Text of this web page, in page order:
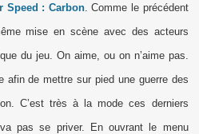
Speed : Carbon. Comme le précédent
mise en scène avec des acteurs
du jeu. On aime, ou on n’aime pas.
afin de mettre sur pied une guerre des
C’est très à la mode ces derniers
pas se priver. En ouvrant le menu